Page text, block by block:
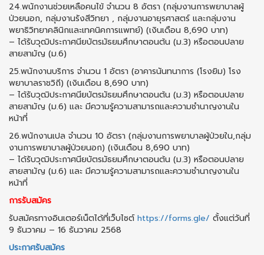
24.พนักงานช่วยเหลือคนไข้ จํานวน 8 อัตรา (กลุ่มงานการพยาบาลผู้
ป่วยนอก, กลุ่มงานรังสีวิทยา , กลุ่มงานอายุรศาสตร์ และกลุ่มงาน
พยาธิวิทยาคลินิกและเทคนิคการแพทย์) (เงินเดือน 8,690 บาท)
– ได้รับวุฒิประกาศนียบัตรมัธยมศึกษาตอนต้น (ม.3) หรือตอนปลาย
สายสามัญ (ม.6)
25.พนักงานบริการ จํานวน 1 อัตรา (อาคารนันทนาการ (โรงยิม) โรง
พยาบาลราชวิถี) (เงินเดือน 8,690 บาท)
– ได้รับวุฒิประกาศนียบัตรมัธยมศึกษาตอนต้น (ม.3) หรือตอนปลาย
สายสามัญ (ม.6) และ มีความรู้ความสามารถและความชำนาญงานใน
หน้าที่
26.พนักงานเปล จํานวน 10 อัตรา (กลุ่มงานการพยาบาลผู้ป่วยใน,กลุ่ม
งานการพยาบาลผู้ป่วยนอก) (เงินเดือน 8,690 บาท)
– ได้รับวุฒิประกาศนียบัตรมัธยมศึกษาตอนต้น (ม.3) หรือตอนปลาย
สายสามัญ (ม.6) และ มีความรู้ความสามารถและความชำนาญงานใน
หน้าที่
การรับสมัคร
รับสมัครทางอินเตอร์เน็ตได้ที่เว็บไซต์https://forms.gle/ ตั้งแต่วันที่
9 ธันวาคม – 16 ธันวาคม 2568
ประกาศรับสมัคร